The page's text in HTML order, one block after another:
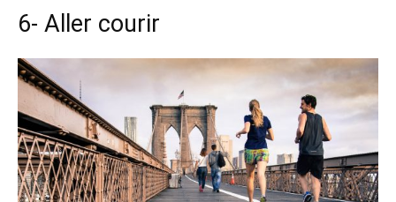
6- Aller courir